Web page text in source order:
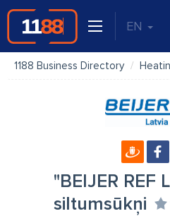
EN
1188 Business Directory
"BEIJER REF
siltumsūkņi